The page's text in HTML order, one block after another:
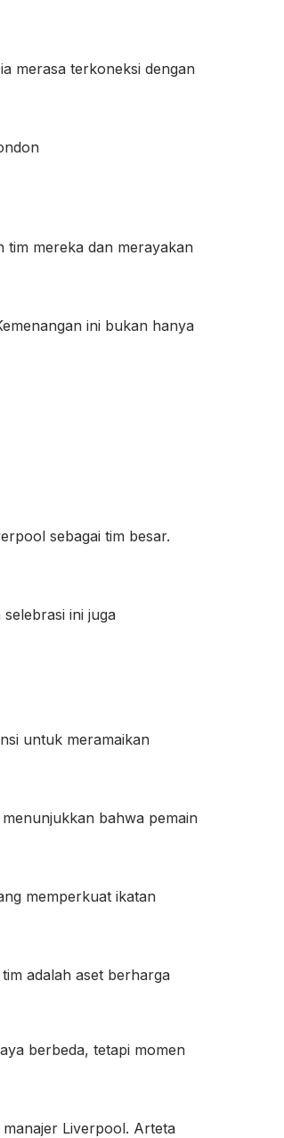
merasa terkoneksi dengan
tim mereka dan merayakan
ini bukan hanya
sebagai tim besar.
ini juga
untuk meramaikan
bahwa pemain
memperkuat ikatan
adalah aset berharga
berbeda, tetapi momen
Liverpool. Arteta